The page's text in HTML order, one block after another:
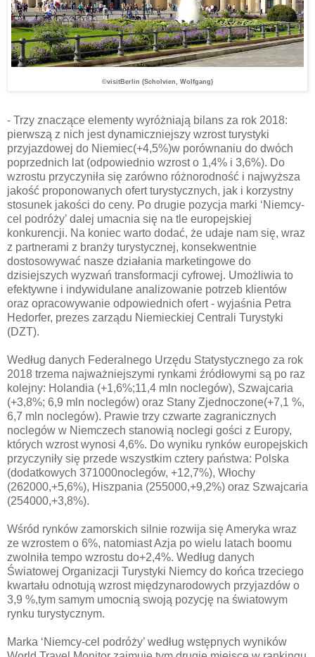
©visitBerlin (Scholvien, Wolfgang)
- Trzy znaczące elementy wyróżniają bilans za rok 2018:
pierwszą z nich jest dynamiczniejszy wzrost turystyki
przyjazdowej do Niemiec(+4,5%)w porównaniu do dwóch
poprzednich lat (odpowiednio wzrost o 1,4% i 3,6%). Do
wzrostu przyczyniła się zarówno różnorodność i najwyższa
jakość proponowanych ofert turystycznych, jak i korzystny
stosunek jakości do ceny. Po drugie pozycja marki ‘Niemcy-
cel podróży’ dalej umacnia się na tle europejskiej
konkurencji. Na koniec warto dodać, że udaje nam się, wraz
z partnerami z branży turystycznej, konsekwentnie
dostosowywać nasze działania marketingowe do
dzisiejszych wyzwań transformacji cyfrowej. Umożliwia to
efektywne i indywidulane analizowanie potrzeb klientów
oraz opracowywanie odpowiednich ofert - wyjaśnia Petra
Hedorfer, prezes zarządu Niemieckiej Centrali Turystyki
(DZT).
Według danych Federalnego Urzędu Statystycznego za rok
2018 trzema najważniejszymi rynkami źródłowymi są po raz
kolejny: Holandia (+1,6%;11,4 mln noclegów), Szwajcaria
(+3,8%; 6,9 mln noclegów) oraz Stany Zjednoczone(+7,1 %,
6,7 mln noclegów). Prawie trzy czwarte zagranicznych
noclegów w Niemczech stanowią noclegi gości z Europy,
których wzrost wynosi 4,6%. Do wyniku rynków europejskich
przyczyniły się przede wszystkim cztery państwa: Polska
(dodatkowych 371000noclegów, +12,7%), Włochy
(262000,+5,6%), Hiszpania (255000,+9,2%) oraz Szwajcaria
(254000,+3,8%).
Wśród rynków zamorskich silnie rozwija się Ameryka wraz
ze wzrostem o 6%, natomiast Azja po wielu latach boomu
zwolniła tempo wzrostu do+2,4%. Według danych
Światowej Organizacji Turystyki Niemcy do końca trzeciego
kwartału odnotują wzrost międzynarodowych przyjazdów o
3,9 %,tym samym umocnią swoją pozycję na światowym
rynku turystycznym.
Marka ‘Niemcy-cel podróży’ według wstępnych wyników